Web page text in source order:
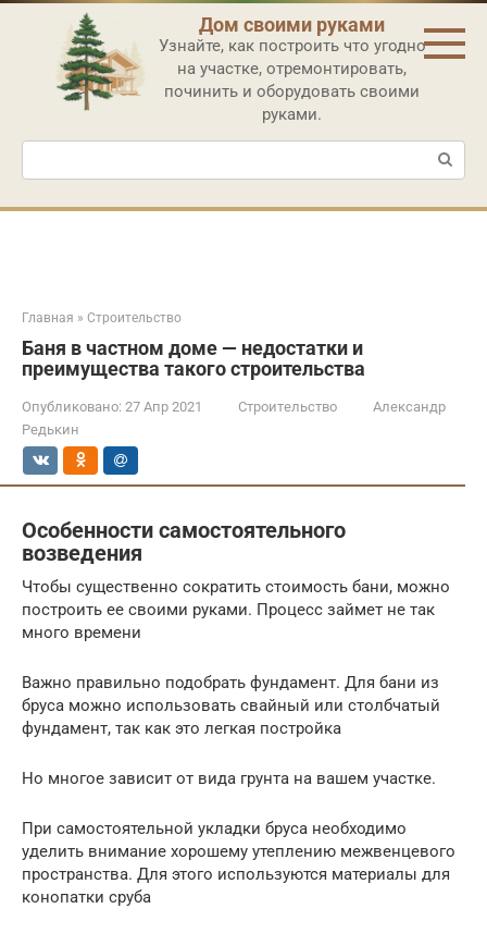
Перейти
контенту
Дом своими руками
Узнайте, как построить что угодно
на участке, отремонтировать,
починить и оборудовать своими
руками.
Поиск:
Главная » Строительство
Баня в частном доме — недостатки и
преимущества такого строительства
Опубликовано: 27 Апр 2021 Строительство
Александр
Редькин
Особенности самостоятельного
возведения
Чтобы существенно сократить стоимость бани, можно
построить ее своими руками. Процесс займет не так
много времени
Важно правильно подобрать фундамент. Для бани из
бруса можно использовать свайный или столбчатый
фундамент, так как это легкая постройка
Но многое зависит от вида грунта на вашем участке.
При самостоятельной укладки бруса необходимо
уделить внимание хорошему утеплению межвенцевого
пространства. Для этого используются материалы для
конопатки сруба